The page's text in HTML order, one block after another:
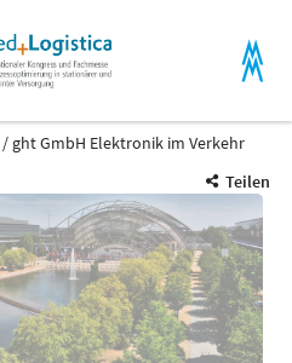
ght GmbH Elektronik im Verkehr
Teilen